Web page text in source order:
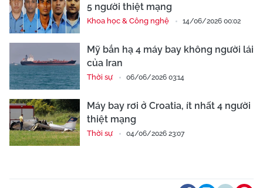
5 người thiệt mạng
Khoa học & Công nghệ 14/06/2026 00:02
Mỹ bắn hạ 4 máy bay không người lái
của Iran
Thời sự 06/06/2026 03:14
Máy bay rơi ở Croatia, ít nhất 4 người
thiệt mạng
Thời sự 04/06/2026 23:07